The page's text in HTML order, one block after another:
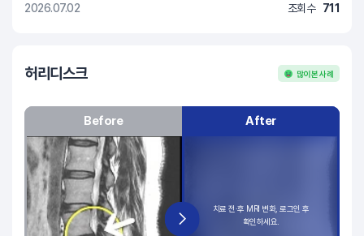
2026.07.02 조회수 711
허리디스크 많이 본 사례
Before After